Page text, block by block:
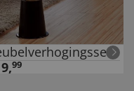
,99